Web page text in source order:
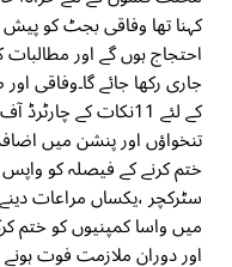
کہنا تھا وفاقی بجٹ کو پیش
احتجاج ہوں گے اور
جاری رکھا جائے گا۔وفاقی
کے لئے 11نکات کے
تنخواؤں اور پنشن میں
ختم کرنے کے فیصلہ کو
سٹرکچر ،یکساں مراعات
میں واسا کمپنیوں کو ختم
اور دوران ملازمت فوت ہونے